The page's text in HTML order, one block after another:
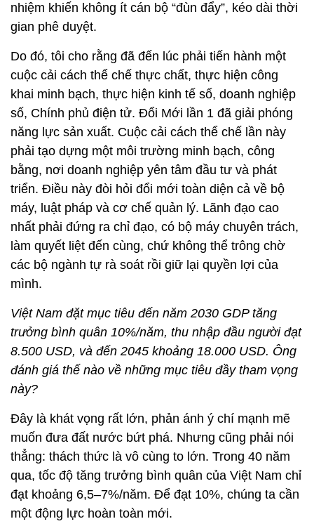
nhiệm khiến không ít cán bộ “đùn đẩy”, kéo dài thời
gian phê duyệt.
Do đó, tôi cho rằng đã đến lúc phải tiến hành một
cuộc cải cách thể chế thực chất, thực hiện công
khai minh bạch, thực hiện kinh tế số, doanh nghiệp
số, Chính phủ điện tử. Đổi Mới lần 1 đã giải phóng
năng lực sản xuất. Cuộc cải cách thể chế lần này
phải tạo dựng một môi trường minh bạch, công
bằng, nơi doanh nghiệp yên tâm đầu tư và phát
triển. Điều này đòi hỏi đổi mới toàn diện cả về bộ
máy, luật pháp và cơ chế quản lý. Lãnh đạo cao
nhất phải đứng ra chỉ đạo, có bộ máy chuyên trách,
làm quyết liệt đến cùng, chứ không thể trông chờ
các bộ ngành tự rà soát rồi giữ lại quyền lợi của
mình.
Việt Nam đặt mục tiêu đến năm 2030 GDP tăng
trưởng bình quân 10%/năm, thu nhập đầu người đạt
8.500 USD, và đến 2045 khoảng 18.000 USD. Ông
đánh giá thế nào về những mục tiêu đầy tham vọng
này?
Đây là khát vọng rất lớn, phản ánh ý chí mạnh mẽ
muốn đưa đất nước bứt phá. Nhưng cũng phải nói
thẳng: thách thức là vô cùng to lớn. Trong 40 năm
qua, tốc độ tăng trưởng bình quân của Việt Nam chỉ
đạt khoảng 6,5–7%/năm. Để đạt 10%, chúng ta cần
một động lực hoàn toàn mới.